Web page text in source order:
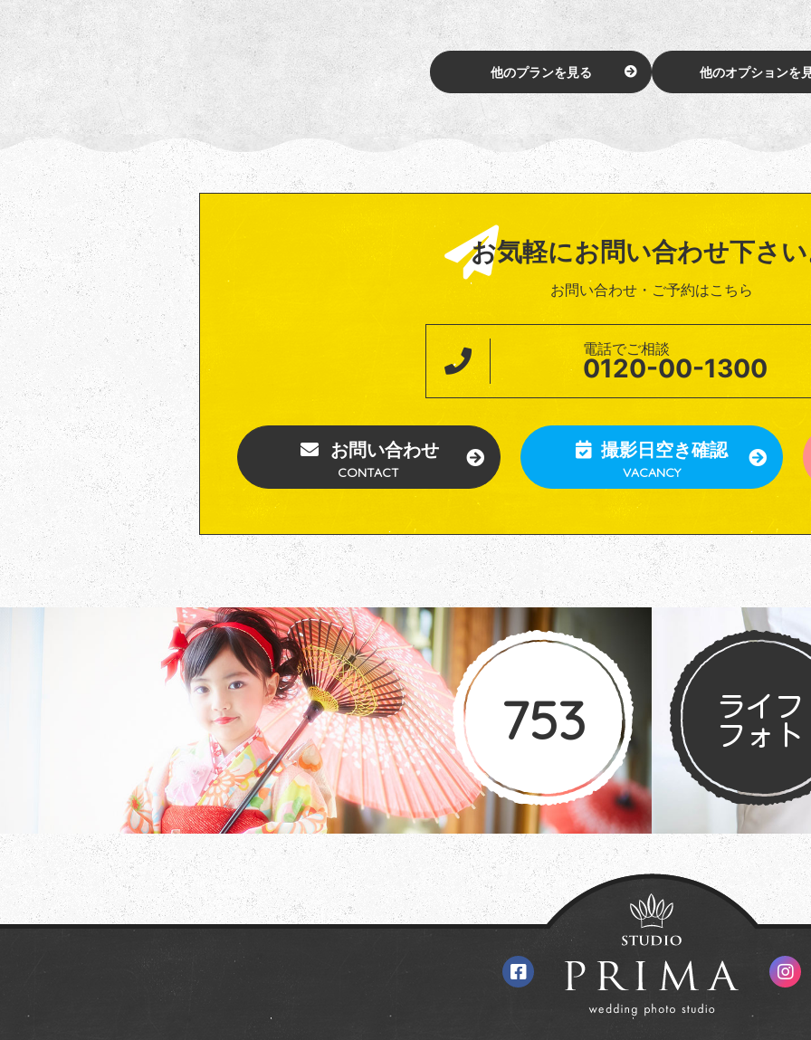
他のプランを見る 他のオプションを
お気軽にお問い合わせ下さ
お問い合わせ・ご予約はこちら
電話でご相談
0120-00-1300
お問い合わせ
CONTACT
撮影日空き確認
VACANCY
753
ライフ
フォト